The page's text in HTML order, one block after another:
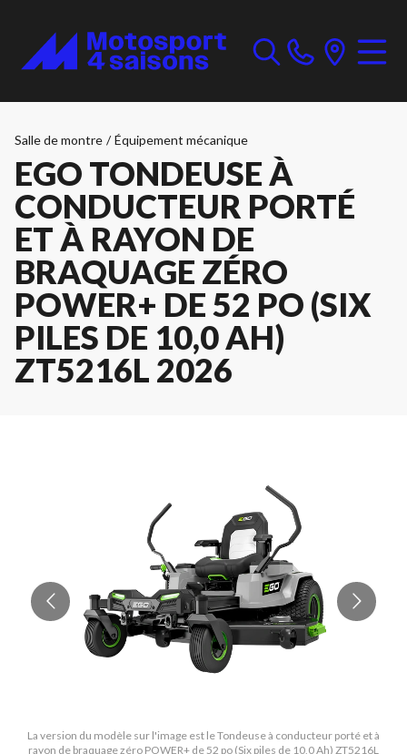
Salle de montre / Équipement mécanique
EGO TONDEUSE À
CONDUCTEUR PORTÉ
ET À RAYON DE
BRAQUAGE ZÉRO
POWER+ DE 52 PO (SIX
PILES DE 10,0 AH)
ZT5216L 2026
La version du modèle sur l'image est le Tondeuse à conducteur porté et à
rayon de braquage zéro POWER+ de 52 po (Six piles de 10,0 Ah) ZT5216L